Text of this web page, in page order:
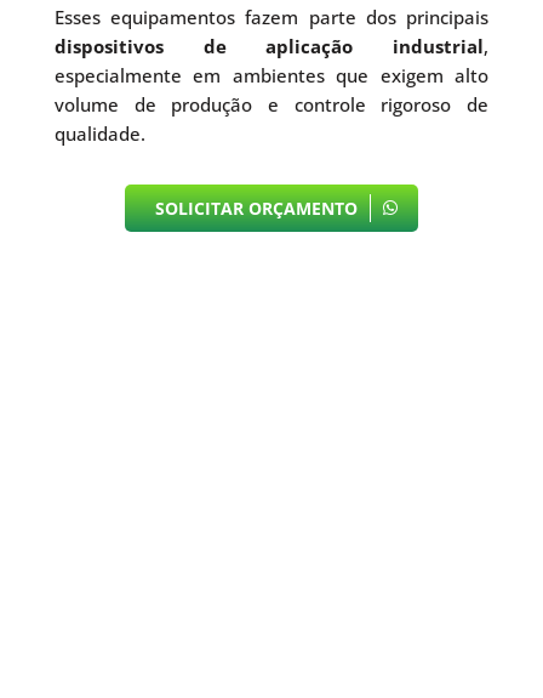
Esses equipamentos fazem parte dos principais
dispositivos de aplicação industrial,
especialmente em ambientes que exigem alto
volume de produção e controle rigoroso de
qualidade.
SOLICITAR ORÇAMENTO